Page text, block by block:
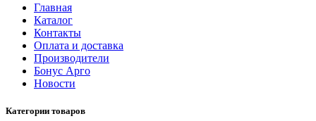
Главная
Каталог
Контакты
Оплата и доставка
Производители
Бонус Арго
Новости
Категории товаров